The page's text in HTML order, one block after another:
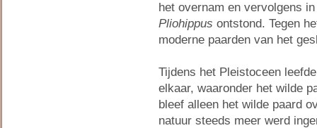
het overnam en vervolgens
Pliohippus ontstond. Tegen
moderne paarden van het
Tijdens het Pleistoceen
elkaar, waaronder het wilde
bleef alleen het wilde paard
natuur steeds meer werd